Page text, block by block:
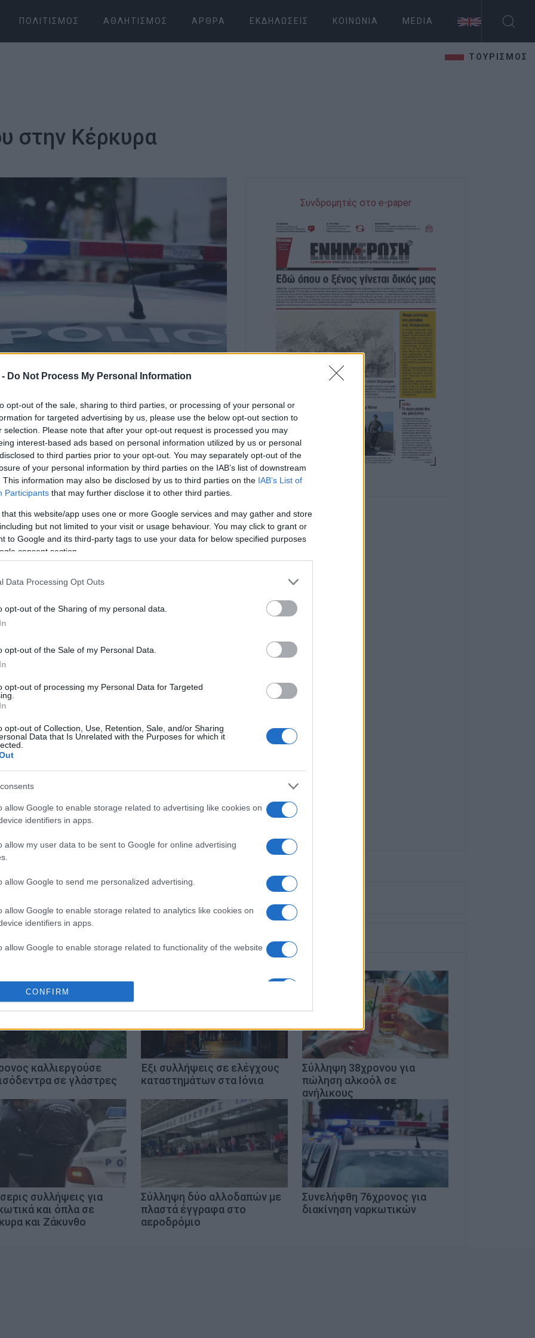
Do Not Process My Personal Information
opt-out of the sale, sharing to third parties, or processing of your personal or
for targeted advertising by us, please use the below opt-out section to
selection. Please note that after your opt-out request is processed you may
interest-based ads based on personal information utilized by us or personal
to third parties prior to your opt-out. You may separately opt-out of the
of your personal information by third parties on the IAB’s list of downstream
This information may also be disclosed by us to third parties on the IAB’s List of
Participants that may further disclose it to other third parties.
that this website/app uses one or more Google services and may gather and store
but not limited to your visit or usage behaviour. You may click to grant or
to Google and its third-party tags to use your data for below specified purposes
consent section.
Data Processing Opt Outs
opt-out of the Sharing of my personal data.
opt-out of the Sale of my Personal Data.
opt-out of processing my Personal Data for Targeted
opt-out of Collection, Use, Retention, Sale, and/or Sharing
Data that Is Unrelated with the Purposes for which it
allow Google to enable storage related to advertising like cookies on
identifiers in apps.
allow my user data to be sent to Google for online advertising
allow Google to send me personalized advertising.
allow Google to enable storage related to analytics like cookies on
identifiers in apps.
allow Google to enable storage related to functionality of the website
allow Google to enable storage related to personalization.
allow Google to enable storage related to security, including
CONFIRM
ΠΟΛΙΤΙΣΜΌΣ ΑΘΛΗΤΙΣΜΌΣ ΆΡΘΡΑ ΕΚΔΗΛΏΣΕΙΣ ΚΟΙΝΩΝΊΑ MEDIA
ΤΟΥΡΙΣΜΟΣ
στην Κέρκυρα
απόφαση της
ώρες σήμερα, 2 Ιουνίου 2026, στην Κέρκυρα,
ο οποίος παρέμενε παράνομα στη Χώρα και σε
της Εισαγγελίας Πρωτοδικών Γρεβενών, με
αδίκημα της προσβολής γενετήσιας
αλλοδαπών.
αρχή.
Facebook
Συνδρομητές στο e-paper
καλλιεργούσε
σε γλάστρες
Έξι συλλήψεις σε ελέγχους
καταστημάτων στα Ιόνια
Σύλληψη 38χρονου για
πώληση αλκοόλ σε
ανήλικους
συλλήψεις για
και όπλα σε
και Ζάκυνθο
Σύλληψη δύο αλλοδαπών με
πλαστά έγγραφα στο
αεροδρόμιο
Συνελήφθη 76χρονος για
διακίνηση ναρκωτικών